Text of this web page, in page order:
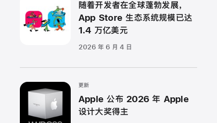
随着开发者在全球蓬勃发展，
App Store 生态系统规模已达
1.4 万亿美元
2026 年 6 月 4 日
更新
Apple 公布 2026 年 Apple
设计大奖得主